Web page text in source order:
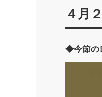
４月
◆今節の